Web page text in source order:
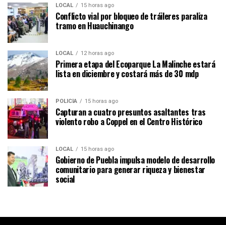
LOCAL 15 horas ago
Conflicto vial por bloqueo de tráileres paraliza
tramo en Huauchinango
LOCAL 12 horas ago
Primera etapa del Ecoparque La Malinche estará
lista en diciembre y costará más de 30 mdp
POLICÍA 15 horas ago
Capturan a cuatro presuntos asaltantes tras
violento robo a Coppel en el Centro Histórico
LOCAL 15 horas ago
Gobierno de Puebla impulsa modelo de desarrollo
comunitario para generar riqueza y bienestar
social